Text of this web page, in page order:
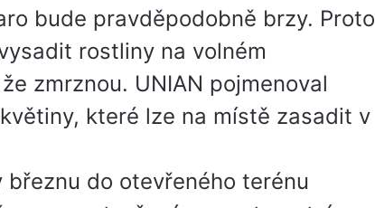
bude pravděpodobně brzy. Proto
rostliny na volném
zmrznou. UNIAN pojmenoval
které lze na místě zasadit v
do otevřeného terénu